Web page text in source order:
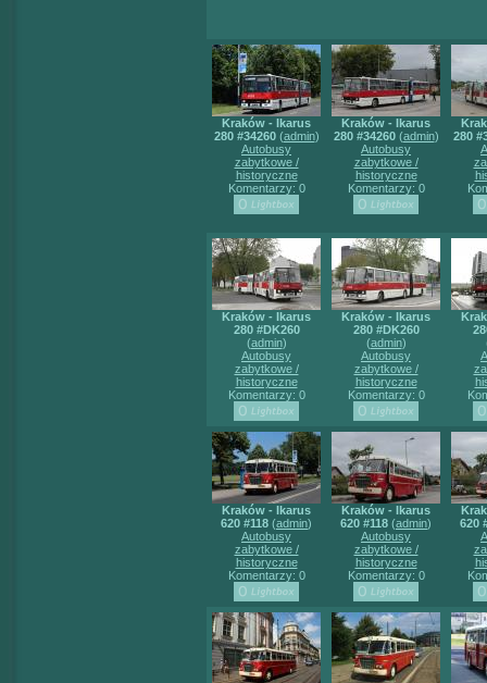
Kraków - Ikarus
280 #34260(admin)
Autobusy
zabytkowe /
historyczne
Komentarzy: 0
Kraków - Ikarus
280 #34260(admin)
Autobusy
zabytkowe /
historyczne
Komentarzy: 0
280
Kraków - Ikarus
280 #DK260
(admin)
Autobusy
zabytkowe /
historyczne
Komentarzy: 0
Kraków - Ikarus
280 #DK260
(admin)
Autobusy
zabytkowe /
historyczne
Komentarzy: 0
Kraków - Ikarus
620 #118 (admin)
Autobusy
zabytkowe /
historyczne
Komentarzy: 0
Kraków - Ikarus
620 #118 (admin)
Autobusy
zabytkowe /
historyczne
Komentarzy: 0
620